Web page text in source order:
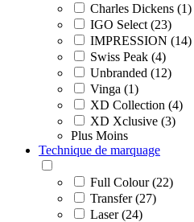
Charles Dickens (1)
IGO Select (23)
IMPRESSION (14)
Swiss Peak (4)
Unbranded (12)
Vinga (1)
XD Collection (4)
XD Xclusive (3)
Plus Moins
Technique de marquage
Full Colour (22)
Transfer (27)
Laser (24)